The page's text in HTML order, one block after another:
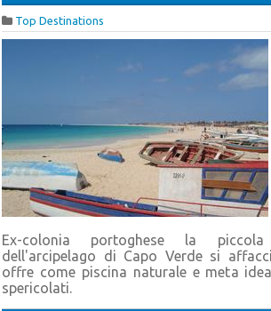
Top Destinations
Ex-colonia portoghese la
dell'arcipelago di Capo Verde si
offre come piscina naturale e meta
spericolati.